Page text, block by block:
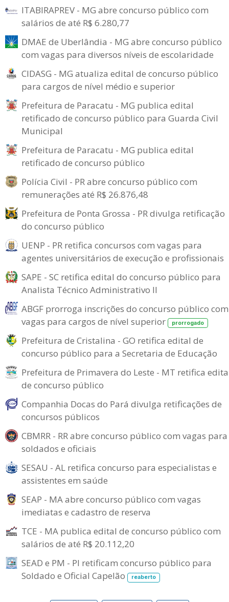
ITABIRAPREV - MG abre concurso público com
salários de até R$ 6.280,77
DMAE de Uberlândia - MG abre concurso público
com vagas para diversos níveis de escolaridade
CIDASG - MG atualiza edital de concurso público
para cargos de nível médio e superior
Prefeitura de Paracatu - MG publica edital
retificado de concurso público para Guarda Civil
Municipal
Prefeitura de Paracatu - MG publica edital
retificado de concurso público
Polícia Civil - PR abre concurso público com
remunerações até R$ 26.876,48
Prefeitura de Ponta Grossa - PR divulga retificação
do concurso público
UENP - PR retifica concursos com vagas para
agentes universitários de execução e profissionais
SAPE - SC retifica edital do concurso público para
Analista Técnico Administrativo II
ABGF prorroga inscrições do concurso público com
vagas para cargos de nível superior
prorrogado
Prefeitura de Cristalina - GO retifica edital de
concurso público para a Secretaria de Educação
Prefeitura de Primavera do Leste - MT retifica
de concurso público
Companhia Docas do Pará divulga retificações de
concursos públicos
CBMRR - RR abre concurso público com vagas para
soldados e oficiais
SESAU - AL retifica concurso para especialistas e
assistentes em saúde
SEAP - MA abre concurso público com vagas
imediatas e cadastro de reserva
TCE - MA publica edital de concurso público com
salários de até R$ 20.112,20
SEAD e PM - PI retificam concurso público para
Soldado e Oficial Capelão
reaberto